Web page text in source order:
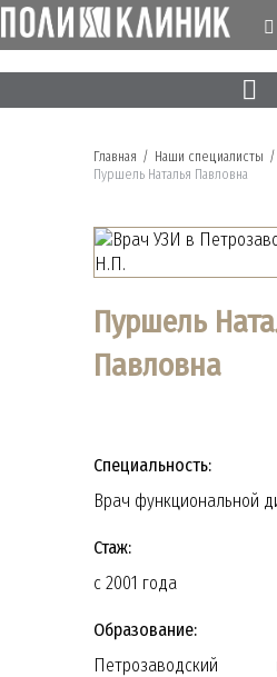
Главная / Наши специалисты /
Пуршель Наталья Павловна
Пуршель
Павловна
Специальность:
Врач функциональной
Стаж:
с 2001 года
Образование:
Петрозаводский